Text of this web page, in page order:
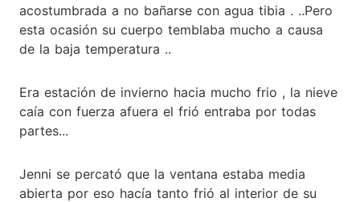
acostumbrada a no bañarse con agua tibia . ..Pero
esta ocasión su cuerpo temblaba mucho a causa
de la baja temperatura ..
Era estación de invierno hacia mucho frio , la nieve
caía con fuerza afuera el frió entraba por todas
partes...
Jenni se percató que la ventana estaba media
abierta por eso hacía tanto frió al interior de su